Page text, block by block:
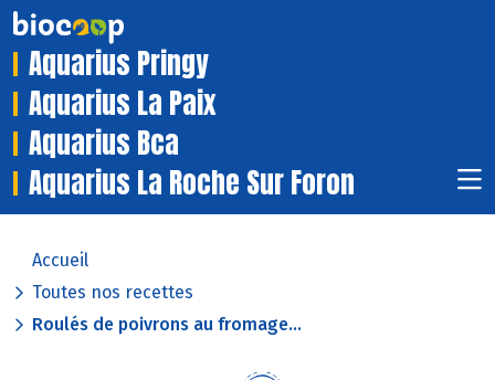
Aquarius Pringy
Aquarius La Paix
Aquarius Bca
Aquarius La Roche Sur Foron
Accueil
Toutes nos recettes
Roulés de poivrons au fromage...